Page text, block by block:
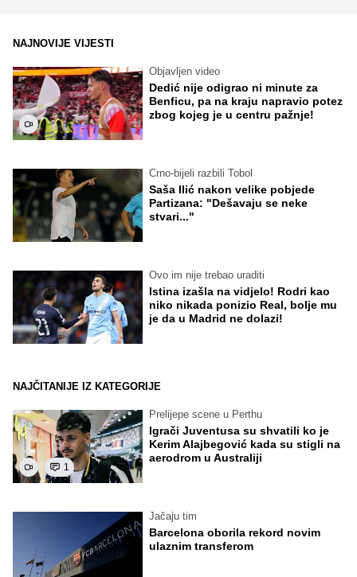
NAJNOVIJE VIJESTI
Objavljen video
Dedić nije odigrao ni minute za
Benficu, pa na kraju napravio potez
zbog kojeg je u centru pažnje!
Crno-bijeli razbili Tobol
Saša Ilić nakon velike pobjede
Partizana: "Dešavaju se neke
stvari..."
Ovo im nije trebao uraditi
Istina izašla na vidjelo! Rodri kao
niko nikada ponizio Real, bolje mu
je da u Madrid ne dolazi!
NAJČITANIJE IZ KATEGORIJE
1
Prelijepe scene u Perthu
Igrači Juventusa su shvatili ko je
Kerim Alajbegović kada su stigli na
aerodrom u Australiji
Jačaju tim
Barcelona oborila rekord novim
ulaznim transferom